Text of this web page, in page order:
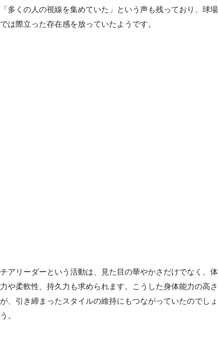
「多くの人の視線を集めていた」という声も残っており、球場
では際立った存在感を放っていたようです。
チアリーダーという活動は、見た目の華やかさだけでなく、体
力や柔軟性、持久力も求められます。こうした身体能力の高さ
が、引き締まったスタイルの維持にもつながっていたのでしょ
う。